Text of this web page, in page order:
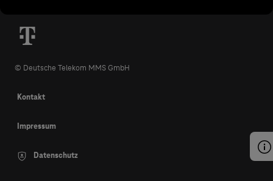
© Deutsche Telekom MMS GmbH
Kontakt
Impressum
Datenschutz